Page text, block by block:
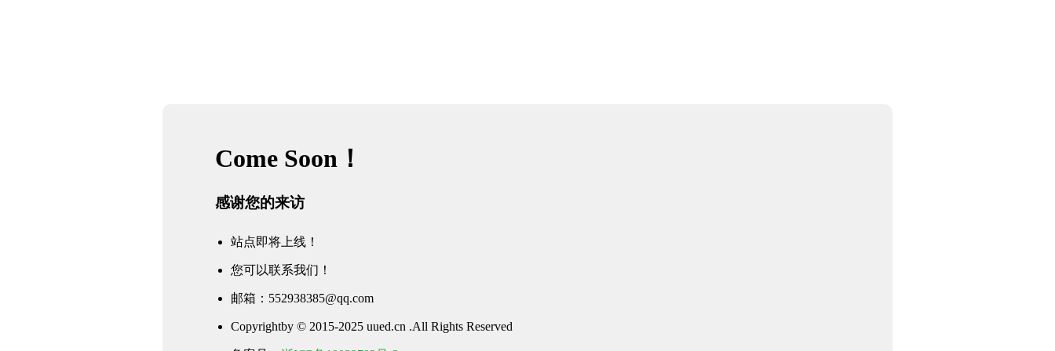
Come Soon！
感谢您的来访
站点即将上线！
您可以联系我们！
邮箱：552938385@qq.com
Copyrightby © 2015-2025 uued.cn .All Rights Reserved